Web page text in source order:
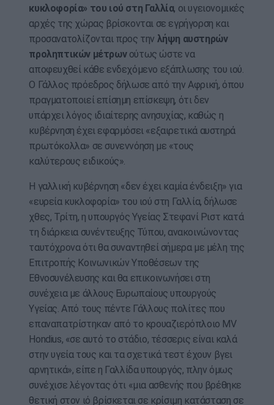
κυκλοφορία» του ιού στη Γαλλία, οι υγειονομικές
αρχές της χώρας βρίσκονται σε εγρήγορση και
προσανατολίζονται προς την λήψη αυστηρών
προληπτικών μέτρωνούτως ώστε να
αποφευχθεί κάθε ενδεχόμενο εξάπλωσης του ιού.
Ο Γάλλος πρόεδρος δήλωσε από την Αφρική, όπου
πραγματοποιεί επίσημη επίσκεψη, ότι δεν
υπάρχει λόγος ιδιαίτερης ανησυχίας, καθώς η
κυβέρνηση έχει εφαρμόσει «εξαιρετικά αυστηρά
πρωτόκολλα» σε συνεννόηση με «τους
καλύτερους ειδικούς».
Η γαλλική κυβέρνηση «δεν έχει καμία ένδειξη» για
«ευρεία κυκλοφορία» του ιού στη Γαλλία, δήλωσε
χθες, Τρίτη, η υπουργός Υγείας Στεφανί Ριστ κατά
τη διάρκεια συνέντευξης Τύπου, ανακοινώνοντας
ταυτόχρονα ότι θα συναντηθεί σήμερα με μέλη της
Επιτροπής Κοινωνικών Υποθέσεων της
Εθνοσυνέλευσης και θα επικοινωνήσει στη
συνέχεια με άλλους Ευρωπαίους υπουργούς
Υγείας. Από τους πέντε Γάλλους πολίτες που
επαναπατρίστηκαν από το κρουαζιερόπλοιο MV
Hondius, «σε αυτό το στάδιο, τέσσερις είναι καλά
στην υγεία τους και τα σχετικά τεστ έχουν βγει
αρνητικά», είπε η Γαλλίδα υπουργός, πλην όμως
συνέχισε λέγοντας ότι «μια ασθενής που βρέθηκε
θετική στον ιό βρίσκεται σε κρίσιμη κατάσταση σε